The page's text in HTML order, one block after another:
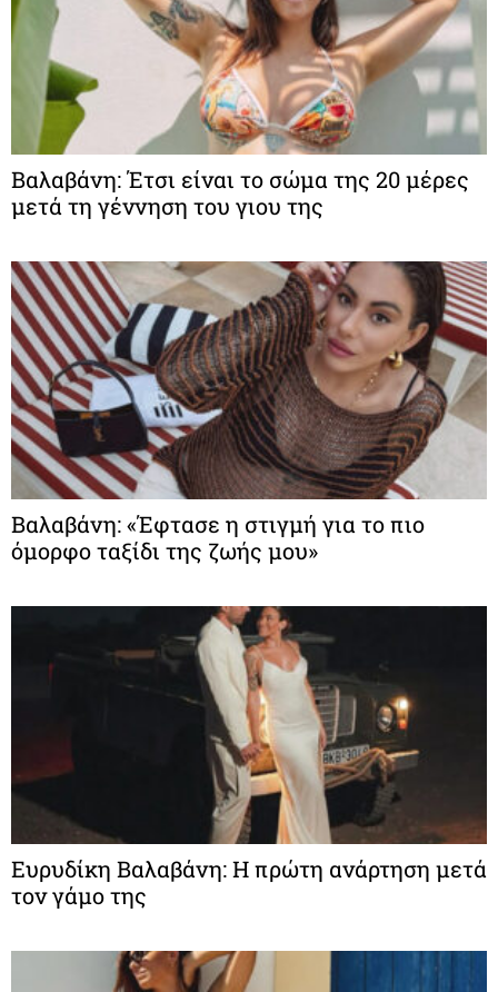
Βαλαβάνη: Έτσι είναι το σώμα της 20 μέρες
μετά τη γέννηση του γιου της
Βαλαβάνη: «Έφτασε η στιγμή για το πιο
όμορφο ταξίδι της ζωής μου»
Ευρυδίκη Βαλαβάνη: Η πρώτη ανάρτηση μετά
τον γάμο της